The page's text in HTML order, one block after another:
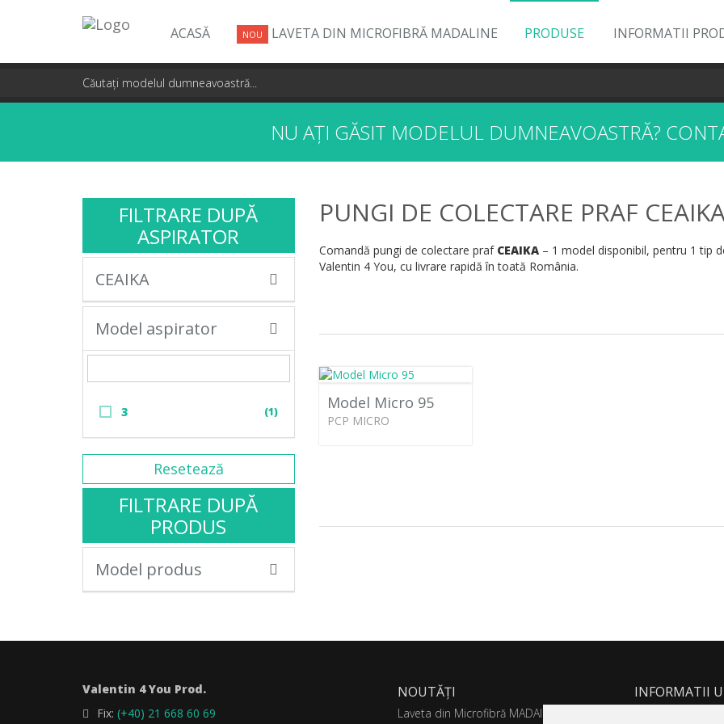
ACASĂ NOU LAVETA DIN MICROFIBRĂ MADALINE PRODUSE INFORMATII
NU AȚI GĂSIT MODELUL DUMNEAVOASTRĂ?
FILTRARE DUPĂ
ASPIRATOR
CEAIKA
Model aspirator
3 (1)
Resetează
FILTRARE DUPĂ
PRODUS
Model produs
PUNGI DE COLECTARE PRAF
Comandă pungi de colectare praf CEAIKA– 1 model disponibil, pentru 1 tip
Valentin 4 You, cu livrare rapidă în toată România.
Model Micro 95
PCP MICRO
Valentin 4 You Prod.
Fix: (+40) 21 668 60 69
NOUTĂȚI
Laveta din Microfibră MADAline
INFORMATII